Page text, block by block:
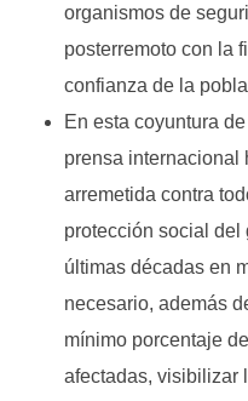
organismos de
posterremoto con la
confianza de la
En esta coyuntura
prensa internacional
arremetida contra
protección social
últimas décadas en
necesario, además
mínimo porcentaje
afectadas, visibilizar